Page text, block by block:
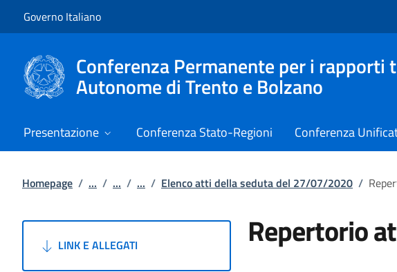
Governo Italiano
Conferenza Permanente per i rapporti
Autonome di Trento e Bolzano
Presentazione Conferenza Stato-Regioni Conferenza
Homepage / ... / ... / ... / Elenco atti della seduta del 27/07/2020 /
LINK E ALLEGATI Repertorio